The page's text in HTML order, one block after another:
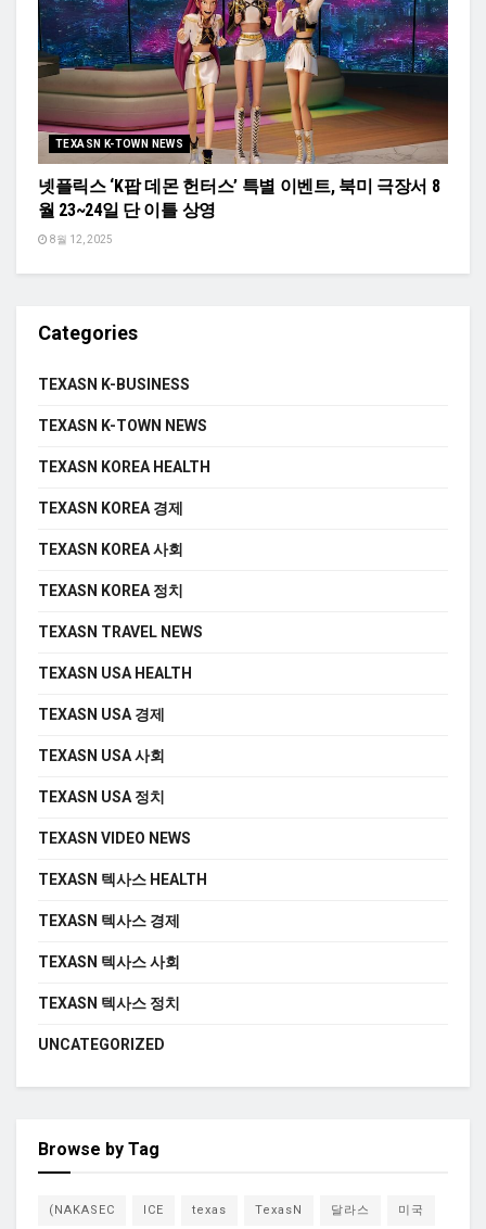
TEXASN K-TOWN NEWS
넷플릭스 ‘K팝 데몬 헌터스’ 특별 이벤트, 북미 극장서 8
월 23~24일 단 이틀 상영
8월 12, 2025
Categories
TEXASN K-BUSINESS
TEXASN K-TOWN NEWS
TEXASN KOREA HEALTH
TEXASN KOREA 경제
TEXASN KOREA 사회
TEXASN KOREA 정치
TEXASN TRAVEL NEWS
TEXASN USA HEALTH
TEXASN USA 경제
TEXASN USA 사회
TEXASN USA 정치
TEXASN VIDEO NEWS
TEXASN 텍사스 HEALTH
TEXASN 텍사스 경제
TEXASN 텍사스 사회
TEXASN 텍사스 정치
UNCATEGORIZED
Browse by Tag
(NAKASEC ICE texas TexasN 달라스 미국